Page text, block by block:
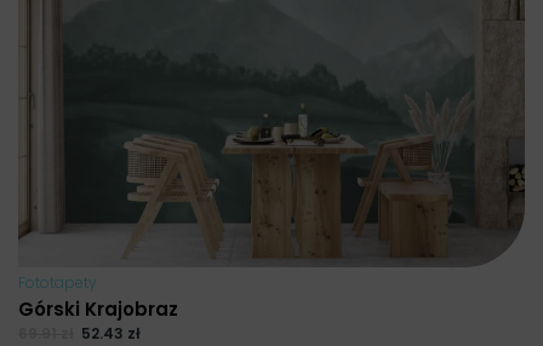
Fototapety
Górski Krajobraz
52.43 zł